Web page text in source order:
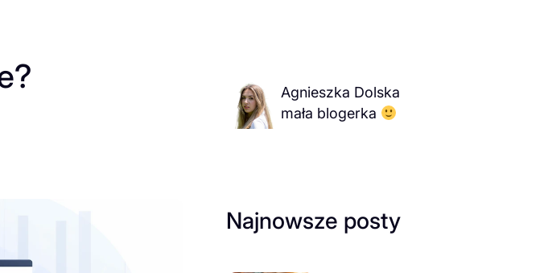
Agnieszka Dolska
mała blogerka
Najnowsze posty